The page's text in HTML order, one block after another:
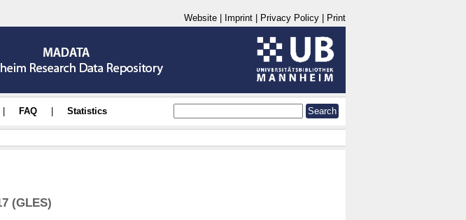
Website Imprint Privacy Policy Print
FAQ Statistics
(GLES)